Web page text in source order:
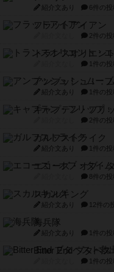
紹介文あり 6件の投
フラットアイアン
2件の投
トランスオリエン
1件の投
アンブッシュ！：
紹介文あり 1件の投
キャプテン・フリ
2件の投
ガルフストライク
紹介文あり 1件の投
エコーズ・オブ・
8件の投
スカルキング
紹介文あり 12件の
海兵隊
紹介文あり 1件の投
Bitter End ブタペ
1件の投